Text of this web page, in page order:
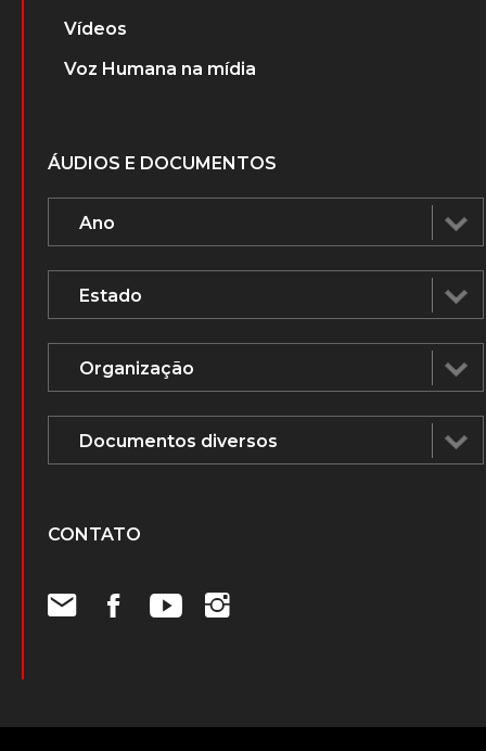
Vídeos
Voz Humana na mídia
ÁUDIOS E DOCUMENTOS
CONTATO